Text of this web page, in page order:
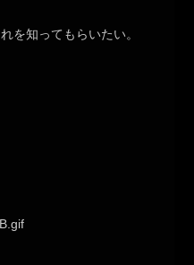
を知ってもらいたい。